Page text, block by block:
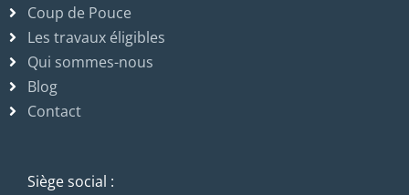
Coup de Pouce
Les travaux éligibles
Qui sommes-nous
Blog
Contact
Siège social :